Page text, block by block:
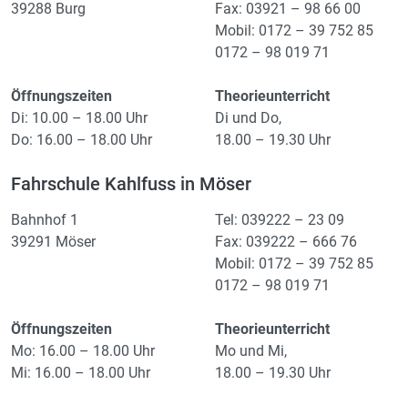
39288 Burg
Fax: 03921 – 98 66 00
Mobil: 0172 – 39 752 85
0172 – 98 019 71
Öffnungszeiten
Di: 10.00 – 18.00 Uhr
Do: 16.00 – 18.00 Uhr
Theorieunterricht
Di und Do,
18.00 – 19.30 Uhr
Fahrschule Kahlfuss in Möser
Bahnhof 1
39291 Möser
Tel: 039222 – 23 09
Fax: 039222 – 666 76
Mobil: 0172 – 39 752 85
0172 – 98 019 71
Öffnungszeiten
Mo: 16.00 – 18.00 Uhr
Mi: 16.00 – 18.00 Uhr
Theorieunterricht
Mo und Mi,
18.00 – 19.30 Uhr